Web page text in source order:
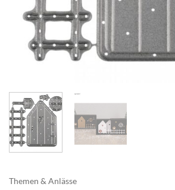
Themen & Anlässe